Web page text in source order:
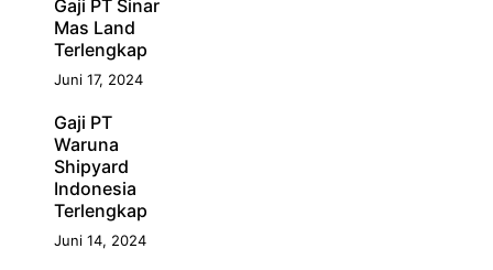
Gaji PT Sinar
Mas Land
Terlengkap
Juni 17, 2024
Gaji PT
Waruna
Shipyard
Indonesia
Terlengkap
Juni 14, 2024